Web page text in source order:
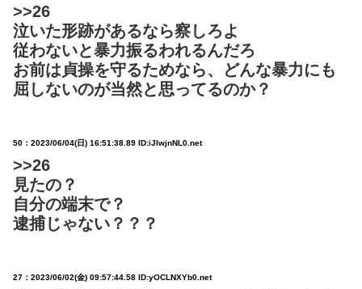
>>26
泣いた形跡があるなら察しろよ
従わないと暴力振るわれるんだろ
お前は貞操を守るためなら、どんな暴力にも
屈しないのが当然と思ってるのか？
50： 2023/06/04(日) 16:51:38.89 ID:iJIwjnNL0.net
>>26
見たの？
自分の端末で？
逮捕じゃない？？？
27： 2023/06/02(金) 09:57:44.58 ID:yOCLNXYb0.net